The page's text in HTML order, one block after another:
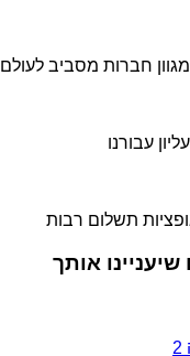
חברות מסביב לעולם
עבורנו
תשלום רבות
אותך